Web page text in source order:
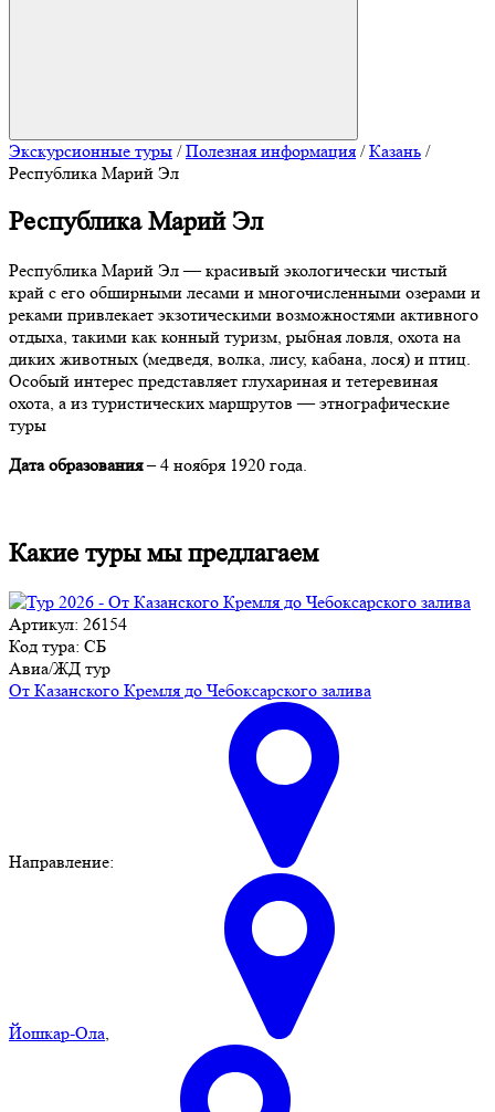
Экскурсионные туры / Полезная информация /Казань /
Республика Марий Эл
Республика Марий Эл
Республика Марий Эл — красивый экологически чистый
край с его обширными лесами и многочисленными озерами и
реками привлекает экзотическими возможностями активного
отдыха, такими как конный туризм, рыбная ловля, охота на
диких животных (медведя, волка, лису, кабана, лося) и птиц.
Особый интерес представляет глухариная и тетеревиная
охота, а из туристических маршрутов — этнографические
туры
Дата образования– 4 ноября 1920 года.
Какие туры мы предлагаем
Артикул: 26154
Код тура: СБ
Авиа/ЖД тур
От Казанского Кремля до Чебоксарского залива
Направление:
Йошкар-Ола